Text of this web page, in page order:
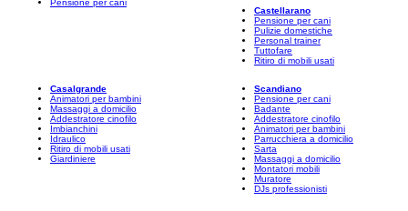
Pensione per cani
Castellarano
Pensione per cani
Pulizie domestiche
Personal trainer
Tuttofare
Ritiro di mobili usati
Casalgrande
Animatori per bambini
Massaggi a domicilio
Addestratore cinofilo
Imbianchini
Idraulico
Ritiro di mobili usati
Giardiniere
Scandiano
Pensione per cani
Badante
Addestratore cinofilo
Animatori per bambini
Parrucchiera a domicilio
Sarta
Massaggi a domicilio
Montatori mobili
Muratore
DJs professionisti